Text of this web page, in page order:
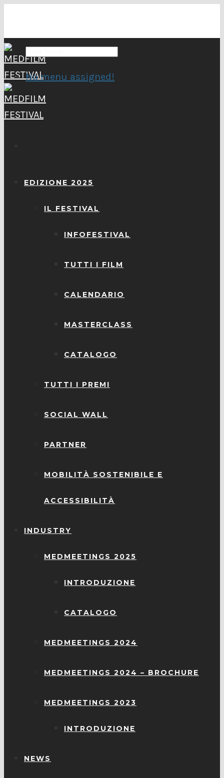
EDIZIONE 2025
IL FESTIVAL
INFOFESTIVAL
TUTTI I FILM
CALENDARIO
MASTERCLASS
CATALOGO
TUTTI I PREMI
SOCIAL WALL
PARTNER
MOBILITÀ SOSTENIBILE E
ACCESSIBILITÀ
INDUSTRY
MEDMEETINGS 2025
INTRODUZIONE
CATALOGO
MEDMEETINGS 2024
MEDMEETINGS 2024 – BROCHURE
MEDMEETINGS 2023
INTRODUZIONE
NEWS
No menu assigned!